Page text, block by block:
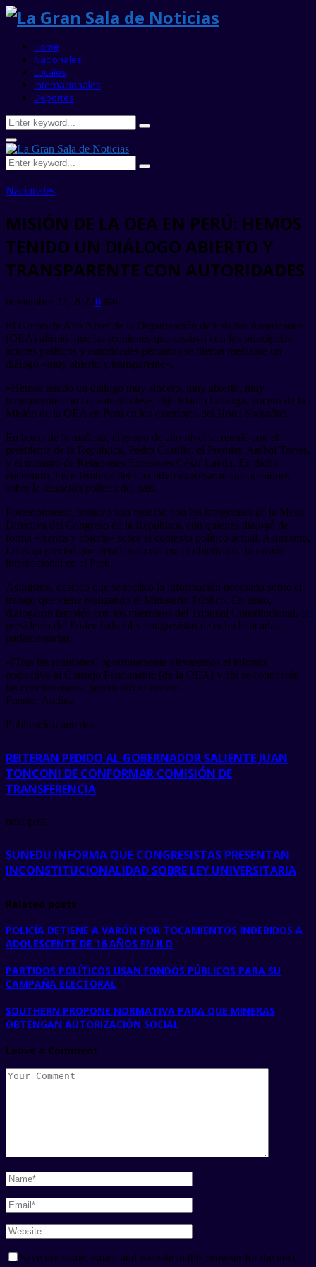
Home
Nacionales
Locales
Internacionales
Deportes
Search
for:
Search
Primary
Menu
Search
for:
Search
Nacionales
MISIÓN DE LA OEA EN PERÚ: HEMOS
TENIDO UN DIÁLOGO ABIERTO Y
TRANSPARENTE CON AUTORIDADES
noviembre 22, 20220396
El Grupo de Alto Nivel de la Organización de Estados Americanos
(OEA) afirmó que las reuniones que sostuvo con los principales
actores políticos y autoridades peruanas se dieron mediante un
diálogo «muy abierto y transparente».
«Hemos tenido un diálogo muy sincero, muy abierto, muy
transparente con las autoridades», dijo Eladio Loizaga, vocero de la
Misión de la OEA en Perú en los exteriores del Hotel Swissôtel.
En horas de la mañana, el grupo de alto nivel se reunió con el
presidente de la República, Pedro Castillo, el Premier, Aníbal Torres,
y el ministro de Relaciones Exteriores César Landa. En dicho
encuentro, los miembros del Ejecutivo expresaron sus opiniones
sobre la situación política del país.
Posteriormente, sostuvo una reunión con los integrantes de la Mesa
Directiva del Congreso de la República, con quienes dialogó de
forma «franca y abierta» sobre el contexto político actual. Asimismo,
Loizaga precisó que detallaron cuál era el objetivo de la misión
internacional en el Perú.
Asimismo, destacó que se recibió la información necesaria sobre el
trabajo que viene realizando el Ministerio Público. En tanto,
dialogaron también con los miembros del Tribunal Constitucional, la
presidenta del Poder Judicial y congresistas de ocho bancadas
parlamentarias.
«[Tras las reuniones] oportunamente elevaremos el informe
respectivo al Consejo Permanente [de la OEA] y ahí se conocerán
las conclusiones», puntualizó el vocero.
Fuente: Andina
Publicación anterior
REITERAN PEDIDO AL GOBERNADOR SALIENTE JUAN
TONCONI DE CONFORMAR COMISIÓN DE
TRANSFERENCIA
next post
SUNEDU INFORMA QUE CONGRESISTAS PRESENTAN
INCONSTITUCIONALIDAD SOBRE LEY UNIVERSITARIA
Related posts
POLICÍA DETIENE A VARÓN POR TOCAMIENTOS INDEBIDOS A
ADOLESCENTE DE 16 AÑOS EN ILO
PARTIDOS POLÍTICOS USAN FONDOS PÚBLICOS PARA SU
CAMPAÑA ELECTORAL
SOUTHERN PROPONE NORMATIVA PARA QUE MINERAS
OBTENGAN AUTORIZACIÓN SOCIAL
Leave a Comment
Save my name, email, and website in this browser for the next